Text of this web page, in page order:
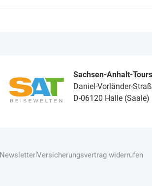
Sachsen-Anhalt-
Daniel-Vorländer-
D-06120 Halle (Saale)
Newsletter|Versicherungsvertrag widerrufen